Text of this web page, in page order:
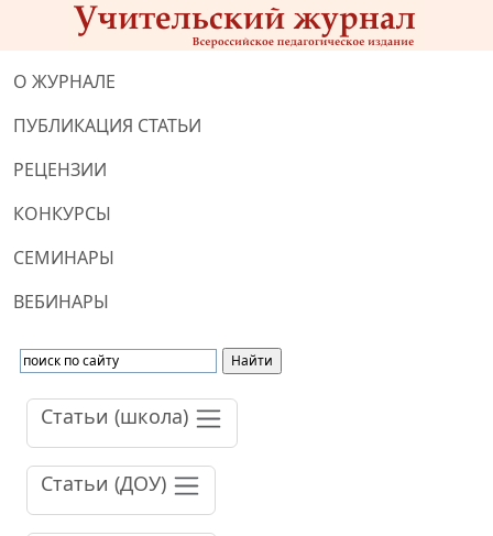
О ЖУРНАЛЕ
ПУБЛИКАЦИЯ СТАТЬИ
РЕЦЕНЗИИ
КОНКУРСЫ
СЕМИНАРЫ
ВЕБИНАРЫ
Статьи (школа)
Статьи (ДОУ)